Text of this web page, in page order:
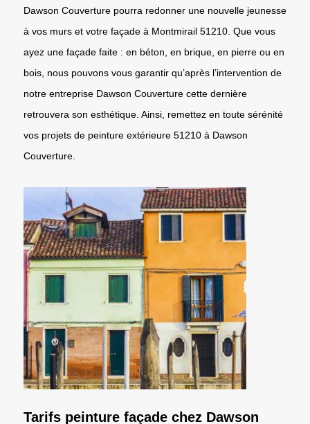
Dawson Couverture pourra redonner une nouvelle jeunesse
à vos murs et votre façade à Montmirail 51210. Que vous
ayez une façade faite : en béton, en brique, en pierre ou en
bois, nous pouvons vous garantir qu’après l’intervention de
notre entreprise Dawson Couverture cette dernière
retrouvera son esthétique. Ainsi, remettez en toute sérénité
vos projets de peinture extérieure 51210 à Dawson
Couverture.
Tarifs peinture façade chez Dawson